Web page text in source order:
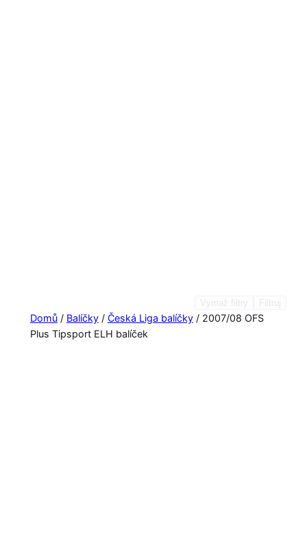
Domů/ Balíčky/ Česká Liga balíčky/ 2007/08 OFS
Plus Tipsport ELH balíček